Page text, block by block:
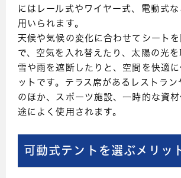
にはレール式やワイヤー式、電動式
用いられます。
天候や気候の変化に合わせてシート
で、空気を入れ替えたり、太陽の光を
雪や雨を遮断したりと、空間を快適
ットです。テラス席があるレストラン
のほか、スポーツ施設、一時的な資
途によく使用されます。
可動式テントを選ぶメリッ